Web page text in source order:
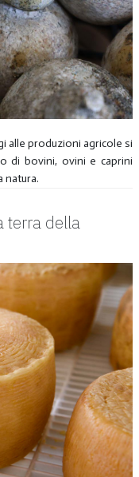
alle produzioni agricole si
di bovini, ovini e caprini
natura.
terra della